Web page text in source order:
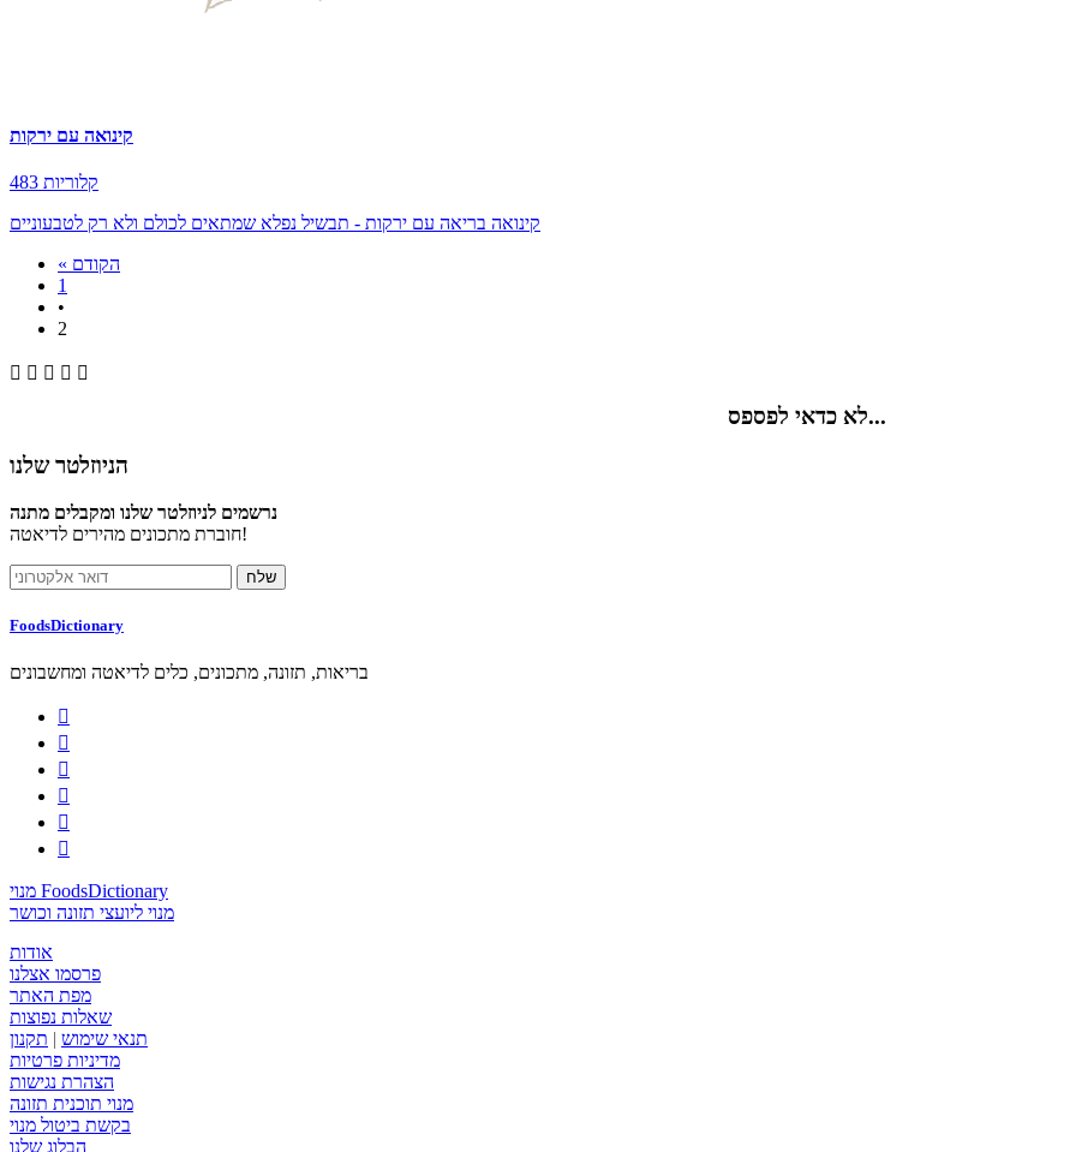
קינואה עם ירקות
483 קלוריות
קינואה בריאה עם ירקות - תבשיל נפלא שמתאים לכולם ולא רק לטבעוניים
« הקודם
1
•
2
    
לא כדאי לפספס...
הניוזלטר שלנו
נרשמים לניוזלטר שלנו ומקבלים מתנה
חוברת מתכונים מהירים לדיאטה!
FoodsDictionary
בריאות, תזונה, מתכונים, כלים לדיאטה ומחשבונים






מנוי FoodsDictionary
מנוי ליועצי תזונה וכושר
אודות
פרסמו אצלנו
מפת האתר
שאלות נפוצות
תנאי שימוש | תקנון
מדיניות פרטיות
הצהרת נגישות
מנוי תוכנית תזונה
בקשת ביטול מנוי
הבלוג שלנו